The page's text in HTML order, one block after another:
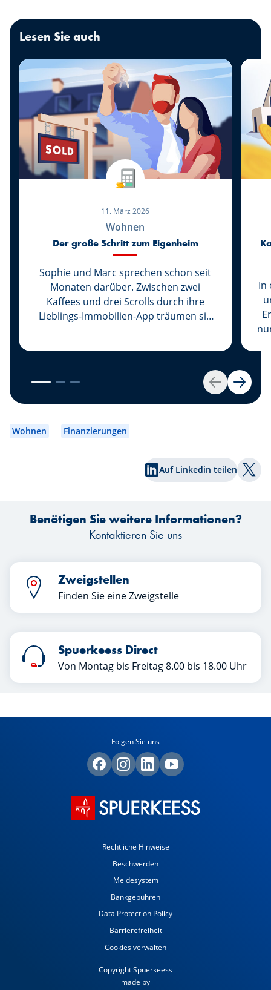
Lesen Sie auch
ZurückWeiter
11. März 2026
Wohnen
Der große Schritt zum Eigenheim
Sophie und Marc sprechen schon seit
Monaten darüber. Zwischen zwei
Kaffees und drei Scrolls durch ihre
Lieblings-Immobilien-App träumen sie
einem Balkon für Sophie – denn
In
Wohnen Finanzierungen
Auf Linkedin teilen Auf
Benötigen Sie weitere Informationen?
Kontaktieren Sie uns
Zweigstellen
Finden Sie eine Zweigstelle
Spuerkeess Direct
Von Montag bis Freitag 8.00 bis 18.00 Uhr
Folgen Sie uns
Rechtliche Hinweise
Beschwerden
Meldesystem
Bankgebühren
Data Protection Policy
Barrierefreiheit
Cookies verwalten
Copyright Spuerkeess
made by